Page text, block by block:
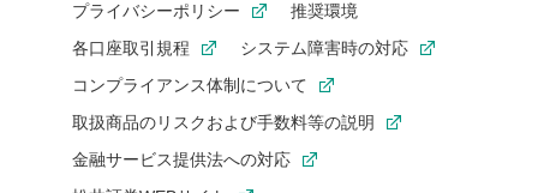
プライバシーポリシー
推奨環境
各口座取引規程
システム障害時の対応
コンプライアンス体制について
取扱商品のリスクおよび手数料等の説明
金融サービス提供法への対応